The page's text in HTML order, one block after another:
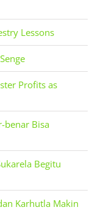
Lessons
Profits as
benar Bisa
Begitu
Karhutla Makin